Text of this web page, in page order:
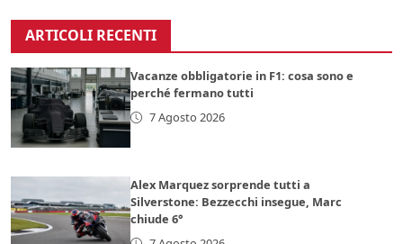
ARTICOLI RECENTI
Vacanze obbligatorie in F1: cosa sono e
perché fermano tutti
7 Agosto 2026
Alex Marquez sorprende tutti a
Silverstone: Bezzecchi insegue, Marc
chiude 6°